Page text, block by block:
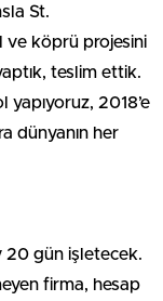
St.
ve köprü projesini
teslim ettik.
2018’e
dünyanın her
20 gün işletecek.
firma, hesap